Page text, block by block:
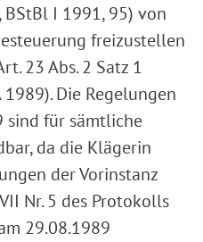
BStBl I 1991, 95) von
freizustellen
23 Abs. 2 Satz 1
1989). Die Regelungen
sind für sämtliche
da die Klägerin
der Vorinstanz
Nr. 5 des Protokolls
29.08.1989